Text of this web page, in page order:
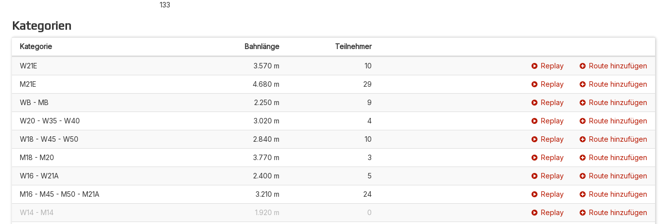
133
Kategorien
Kategorie Bahnlänge Teilnehmer
W21E 3.570 m 10 Replay Route hinzufügen
M21E 4.680 m 29 Replay Route hinzufügen
WB - MB 2.250 m 9 Replay Route hinzufügen
W20 - W35 - W40 3.020 m 4 Replay Route hinzufügen
W18 - W45 - W50 2.840 m 10 Replay Route hinzufügen
M18 - M20 3.770 m 3 Replay Route hinzufügen
W16 - W21A 2.400 m 5 Replay Route hinzufügen
M16 - M45 - M50 - M21A 3.210 m 24 Replay Route hinzufügen
W14 - M14 1.920 m 0 Replay Route hinzufügen